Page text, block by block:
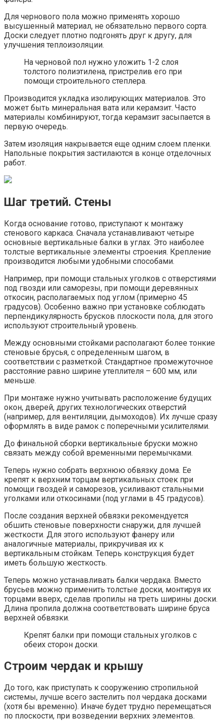
Для чернового пола можно применять хорошо
высушенный материал, не обязательно первого сорта.
Доски следует плотно подгонять друг к другу, для
улучшения теплоизоляции.
На черновой пол нужно уложить 1-2 слоя
толстого полиэтилена, пристрелив его при
помощи строительного степлера.
Производится укладка изолирующих материалов. Это
может быть минеральная вата или керамзит. Часто
материалы комбинируют, тогда керамзит засыпается в
первую очередь.
Затем изоляция накрывается еще одним слоем пленки.
Напольные покрытия застилаются в конце отделочных
работ.
Шаг третий. Стены
Когда основание готово, приступают к монтажу
стенового каркаса. Сначала устанавливают четыре
основные вертикальные балки в углах. Это наиболее
толстые вертикальные элементы строения. Крепление
производится любыми удобными способами.
Например, при помощи стальных уголков с отверстиями
под гвозди или саморезы, при помощи деревянных
откосин, располагаемых под углом (примерно 45
градусов). Особенно важно при установке соблюдать
перпендикулярность брусков плоскости пола, для этого
используют строительный уровень.
Между основными стойками располагают более тонкие
стеновые брусья, с определенным шагом, в
соответствии с разметкой. Стандартное промежуточное
расстояние равно ширине утеплителя – 600 мм, или
меньше.
При монтаже нужно учитывать расположение будущих
окон, дверей, других технологических отверстий
(например, для вентиляции, дымоходов). Их лучше сразу
оформлять в виде рамок с поперечными усилителями.
До финальной сборки вертикальные бруски можно
связать между собой временными перемычками.
Теперь нужно собрать верхнюю обвязку дома. Ее
крепят к верхним торцам вертикальных стоек при
помощи гвоздей и саморезов, усиливают стальными
уголками или откосинами (под углами в 45 градусов).
После создания верхней обвязки рекомендуется
обшить стеновые поверхности снаружи, для лучшей
жесткости. Для этого используют фанеру или
аналогичные материалы, прикручивая их к
вертикальным стойкам. Теперь конструкция будет
иметь большую жесткость.
Теперь можно устанавливать балки чердака. Вместо
брусьев можно применить толстые доски, монтируя их
торцами вверх, сделав пропилы на треть ширины доски.
Длина пропила должна соответствовать ширине бруса
верхней обвязки.
Крепят балки при помощи стальных уголков с
обеих сторон доски.
Строим чердак и крышу
До того, как приступать к сооружению стропильной
системы, лучше всего застелить пол чердака досками
(хотя бы временно). Иначе будет трудно перемещаться
по плоскости, при возведении верхних элементов.